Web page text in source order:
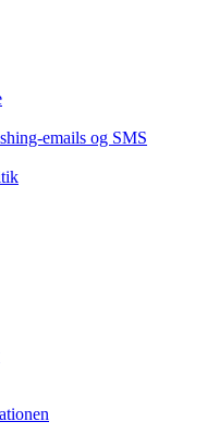
emails og SMS